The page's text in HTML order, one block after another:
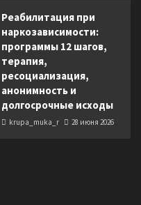
Реабилитация при
наркозависимости:
программы 12 шагов,
терапия,
ресоциализация,
анонимность и
долгосрочные исходы
krupa_muka_r 28 июня 2026